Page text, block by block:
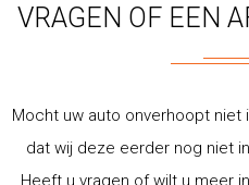
VRAGEN OF EEN
Mocht uw auto onverhoopt niet
dat wij deze eerder nog niet
Heeft u vragen of wilt u meer